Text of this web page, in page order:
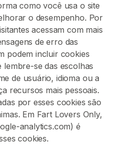
como você usa o site
o desempenho. Por
acessam com mais
de erro das
podem incluir cookies
lembre-se das escolhas
de usuário, idioma ou a
recursos mais pessoais.
por esses cookies são
Em Fart Lovers Only,
analytics.com) é
cookies.